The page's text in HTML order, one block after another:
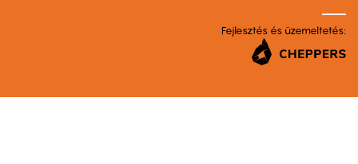
Fejlesztés és üzemeltetés: